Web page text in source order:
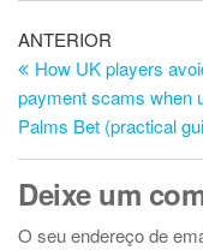
Navegação
de
artigos
Artigo
anterior
ANTERIOR
How UK players
payment scams when
Palms Bet (practical
Deixe um
O seu endereço de